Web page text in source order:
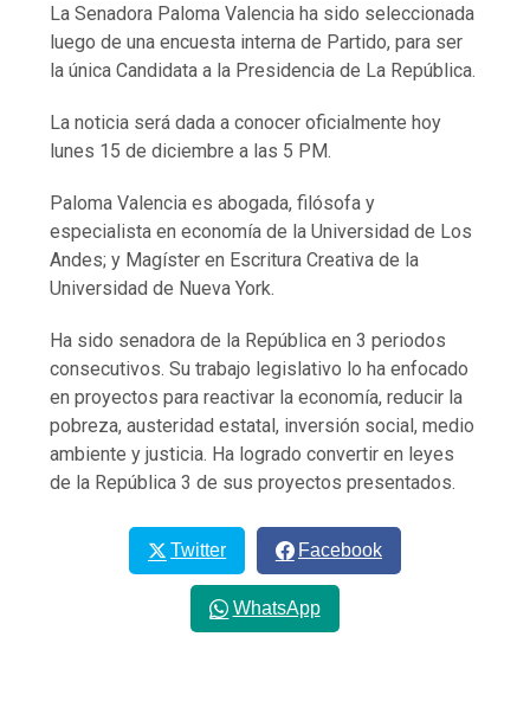
La Senadora Paloma Valencia ha sido seleccionada
luego de una encuesta interna de Partido, para ser
la única Candidata a la Presidencia de La República.
La noticia será dada a conocer oficialmente hoy
lunes 15 de diciembre a las 5 PM.
Paloma Valencia es abogada, filósofa y
especialista en economía de la Universidad de Los
Andes; y Magíster en Escritura Creativa de la
Universidad de Nueva York.
Ha sido senadora de la República en 3 periodos
consecutivos. Su trabajo legislativo lo ha enfocado
en proyectos para reactivar la economía, reducir la
pobreza, austeridad estatal, inversión social, medio
ambiente y justicia. Ha logrado convertir en leyes
de la República 3 de sus proyectos presentados.
Twitter Facebook
WhatsApp